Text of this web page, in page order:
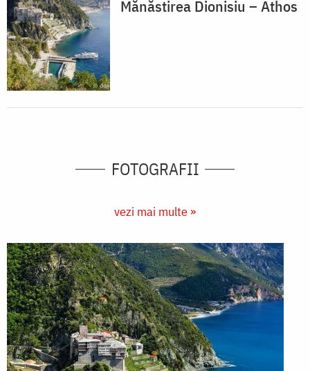
Mănăstirea Dionisiu – Athos
FOTOGRAFII
vezi mai multe »